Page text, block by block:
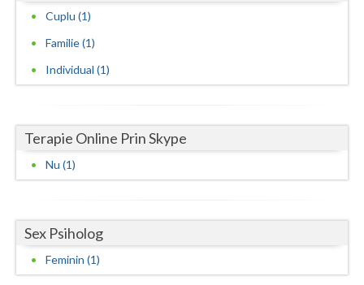
VasluiCuplu (1)
Familie (1)
Individual (1)
Terapie Online Prin Skype
Nu (1)
Sex Psiholog
Feminin (1)